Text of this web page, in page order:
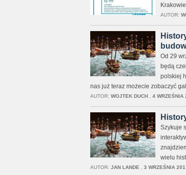
AUTOR:
Od 29
będą
polskiej
nas już teraz możecie zobaczyć
AUTOR: WOJTEK DUCH, 4 WRZEŚNIA
Szykuje
wielu
AUTOR: JAN LANDE 3 WRZEŚNIA